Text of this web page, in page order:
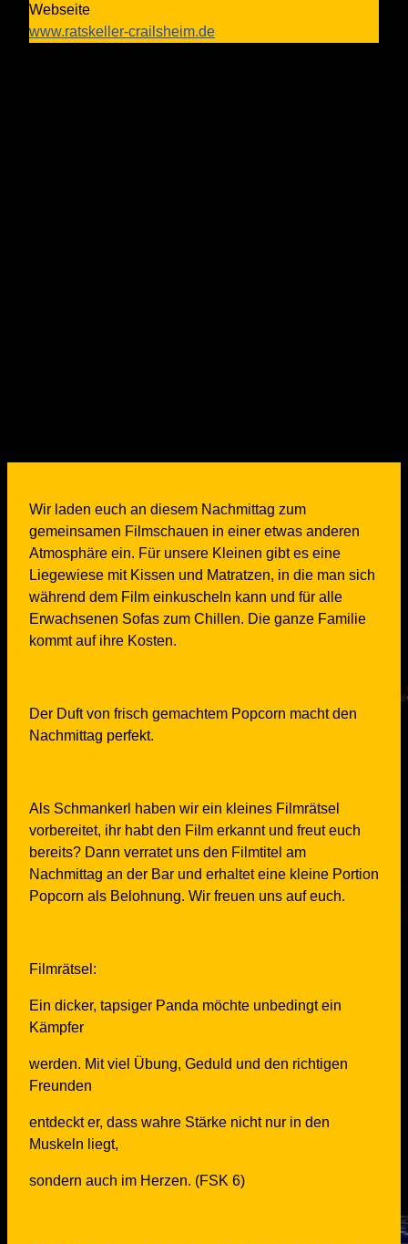
Webseite
www.ratskeller-crailsheim.de
Wir laden euch an diesem Nachmittag zum
gemeinsamen Filmschauen in einer etwas anderen
Atmosphäre ein. Für unsere Kleinen gibt es eine
Liegewiese mit Kissen und Matratzen, in die man sich
während dem Film einkuscheln kann und für alle
Erwachsenen Sofas zum Chillen. Die ganze Familie
kommt auf ihre Kosten.
Der Duft von frisch gemachtem Popcorn macht den
Nachmittag perfekt.
Als Schmankerl haben wir ein kleines Filmrätsel
vorbereitet, ihr habt den Film erkannt und freut euch
bereits? Dann verratet uns den Filmtitel am
Nachmittag an der Bar und erhaltet eine kleine Portion
Popcorn als Belohnung. Wir freuen uns auf euch.
Filmrätsel:
Ein dicker, tapsiger Panda möchte unbedingt ein
Kämpfer
werden. Mit viel Übung, Geduld und den richtigen
Freunden
entdeckt er, dass wahre Stärke nicht nur in den
Muskeln liegt,
sondern auch im Herzen. (FSK 6)